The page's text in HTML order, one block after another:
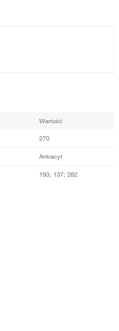
Wartość
270
Antracyt
193; 137; 282